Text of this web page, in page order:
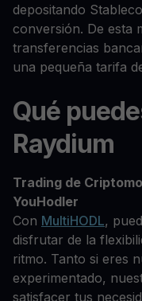
depositando
conversión. De esta
transferencias
una pequeña tarifa
Qué
Raydium
Trading de
YouHodler
Con MultiHODL,
disfrutar de la
ritmo. Tanto si eres
experimentado,
satisfacer tus